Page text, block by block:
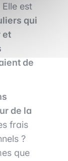
Elle est
qui
et
de
de la
frais
?
que